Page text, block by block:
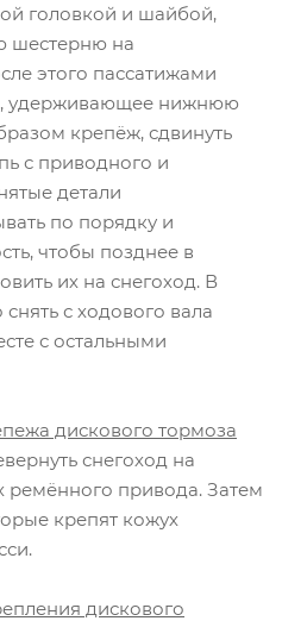
головкой и шайбой,
шестерню на
этого пассатижами
удерживающее нижнюю
крепёж, сдвинуть
с приводного и
детали
по порядку и
чтобы позднее в
их на снегоход. В
с ходового вала
с остальными
дискового тормоза
снегоход на
ремённого привода. Затем
крепят кожух
дискового